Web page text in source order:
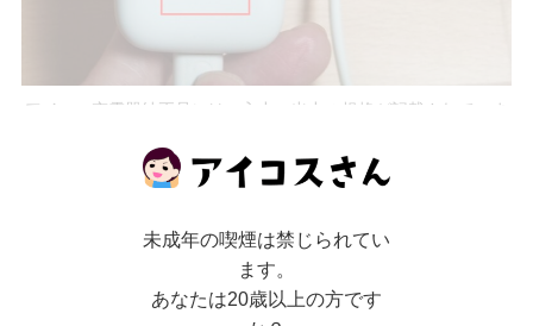
アイコス充電器純正品には、入力・出力の規格が記載されていま
正品の出力を見ると、5V・2Aと表示されていま
未成年の喫煙は禁じられてい
ます。
あなたは20歳以上の方です